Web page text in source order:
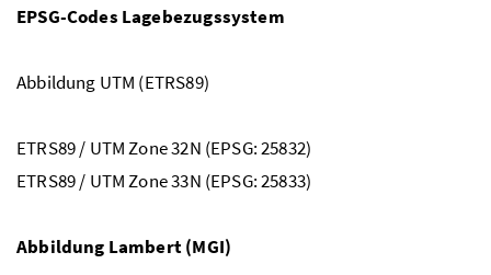
EPSG-Codes Lagebezugssystem
Abbildung UTM (ETRS89)
ETRS89 / UTM Zone 32N (EPSG: 25832)
ETRS89 / UTM Zone 33N (EPSG: 25833)
Abbildung Lambert (MGI)